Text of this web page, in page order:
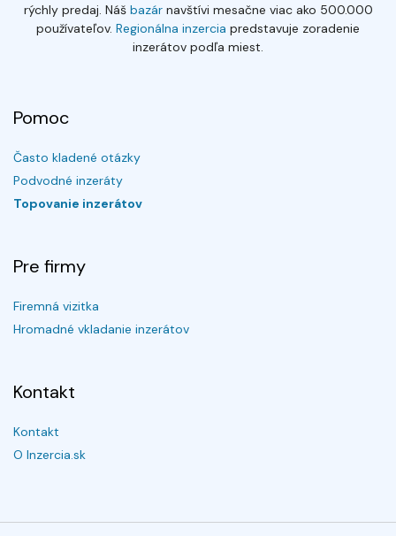
rýchly predaj. Náš bazárnavštívi mesačne viac ako 500.000
používateľov. Regionálna inzercia predstavuje zoradenie
inzerátov podľa miest.
Pomoc
Často kladené otázky
Podvodné inzeráty
Topovanie inzerátov
Pre firmy
Firemná vizitka
Hromadné vkladanie inzerátov
Kontakt
Kontakt
O Inzercia.sk